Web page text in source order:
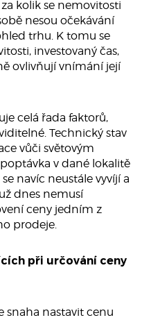
kolik se nemovitosti
nesou očekávání
trhu. K tomu se
investovaný čas,
ovlivňují vnímání její
celá řada faktorů,
Technický stav
vůči světovým
v dané lokalitě
navíc neustále vyvíjí a
dnes nemusí
ceny jedním z
prodeje.
při určování ceny
snaha nastavit cenu